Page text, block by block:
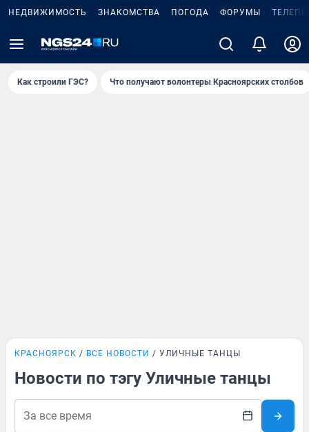
НЕДВИЖИМОСТЬ ЗНАКОМСТВА ПОГОДА ФОРУМЫ
Как строили ГЭС? Что получают волонтеры Красноярских столбов
КРАСНОЯРСК ВСЕ НОВОСТИ УЛИЧНЫЕ ТАНЦЫ
Новости по тэгу Уличные танцы